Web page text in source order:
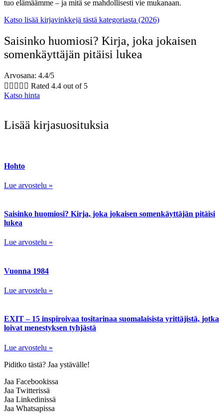
tuo elämäämme – ja mitä se mahdollisesti vie mukanaan.
Katso lisää kirjavinkkejä tästä kategoriasta (2026)
Saisinko huomiosi? Kirja, joka jokaisen
somenkäyttäjän pitäisi lukea
Arvosana: 4.4/5
     Rated 4.4 out of 5
Katso hinta
Lisää kirjasuosituksia
Hohto
Lue arvostelu »
Saisinko huomiosi? Kirja, joka jokaisen somenkäyttäjän pitäisi
lukea
Lue arvostelu »
Vuonna 1984
Lue arvostelu »
EXIT – 15 inspiroivaa tositarinaa suomalaisista yrittäjistä, jotka
loivat menestyksen tyhjästä
Lue arvostelu »
Piditko tästä? Jaa ystävälle!
Jaa Facebookissa
Jaa Twitterissä
Jaa Linkedinissä
Jaa Whatsapissa